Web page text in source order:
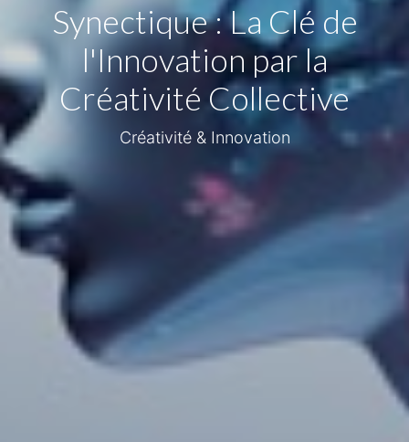
Synectique : La Clé de
l'Innovation par la
Créativité Collective
Créativité & Innovation